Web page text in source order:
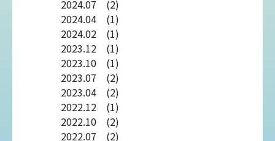
2024.07 (2)
2024.04 (1)
2024.02 (1)
2023.12 (1)
2023.10 (1)
2023.07 (2)
2023.04 (2)
2022.12 (1)
2022.10 (2)
2022.07 (2)